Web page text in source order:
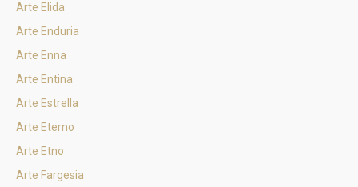
Arte Elida
Arte Enduria
Arte Enna
Arte Entina
Arte Estrella
Arte Eterno
Arte Etno
Arte Fargesia